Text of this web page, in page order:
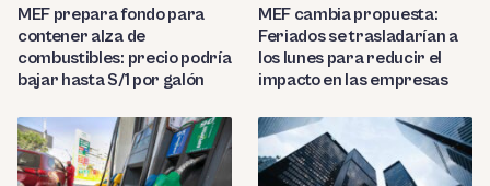
MEF prepara fondo para
contener alza de
combustibles: precio podría
bajar hasta S/1 por galón
MEF cambia propuesta:
Feriados se trasladarían a
los lunes para reducir el
impacto en las empresas